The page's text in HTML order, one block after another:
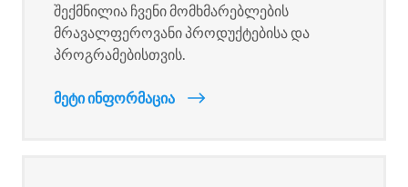
შექმნილია ჩვენი მომხმარებლების
მრავალფეროვანი პროდუქტებისა და
პროგრამებისთვის.
მეტი ინფორმაცია